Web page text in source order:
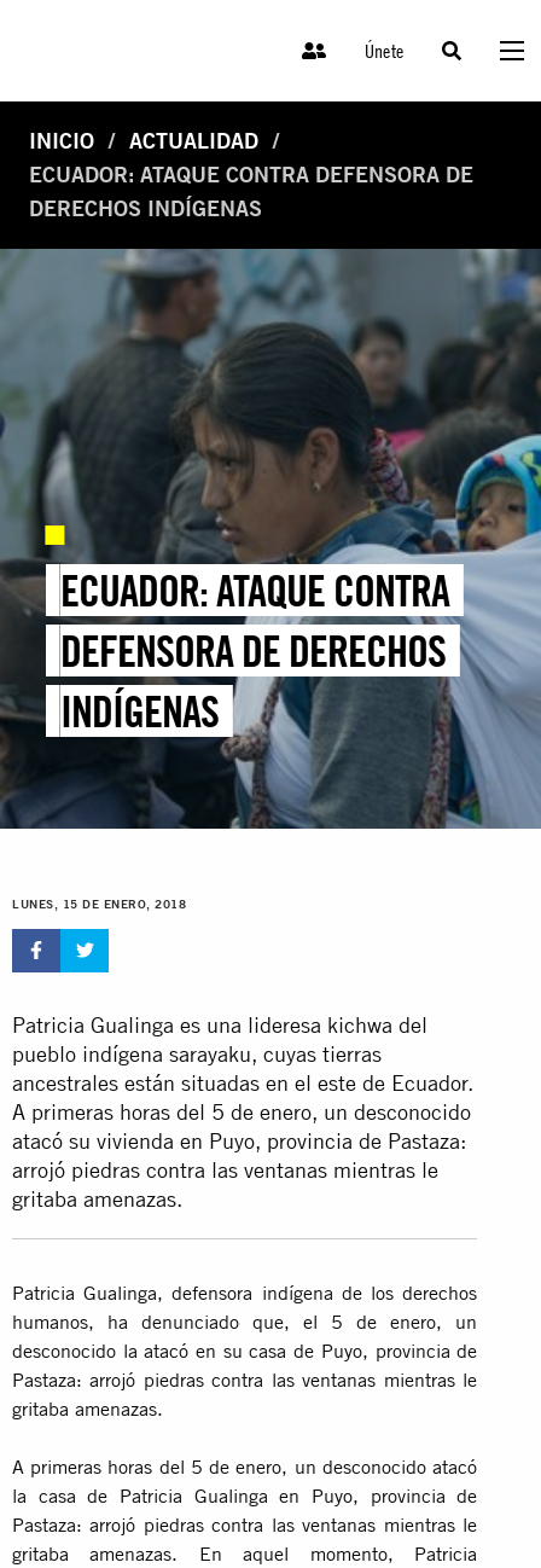
Únete
INICIO
ACTUALIDAD
ECUADOR: ATAQUE CONTRA DEFENSORA DE
DERECHOS INDÍGENAS
ECUADOR: ATAQUE CONTRA
DEFENSORA DE DERECHOS
INDÍGENAS
LUNES, 15 DE ENERO, 2018
Patricia Gualinga es una lideresa kichwa del
pueblo indígena sarayaku, cuyas tierras
ancestrales están situadas en el este de Ecuador.
A primeras horas del 5 de enero, un desconocido
atacó su vivienda en Puyo, provincia de Pastaza:
arrojó piedras contra las ventanas mientras le
gritaba amenazas.
Patricia Gualinga, defensora indígena de los derechos
humanos, ha denunciado que, el 5 de enero, un
desconocido la atacó en su casa de Puyo, provincia de
Pastaza: arrojó piedras contra las ventanas mientras le
gritaba amenazas.
A primeras horas del 5 de enero, un desconocido atacó
la casa de Patricia Gualinga en Puyo, provincia de
Pastaza: arrojó piedras contra las ventanas mientras le
gritaba amenazas. En aquel momento, Patricia